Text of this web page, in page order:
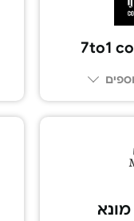
7to1